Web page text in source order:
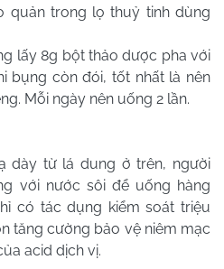
quản trong lọ thuỷ tinh dùng
lấy 8g bột thảo dược pha với
bụng còn đói, tốt nhất là nên
Mỗi ngày nên uống 2 lần.
dày từ lá dung ở trên, người
với nước sôi để uống hàng
có tác dụng kiểm soát triệu
tăng cường bảo vệ niêm mạc
acid dịch vị.